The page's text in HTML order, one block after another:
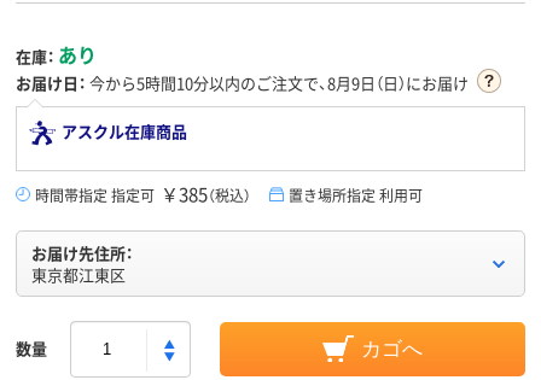
在庫： あり
お届け日： 今から5時間10分以内のご注文で、8月9日（日）にお届け
アスクル在庫商品
時間帯指定 指定可 ￥385（税込） 置き場所指定 利用可
お届け先住所：
東京都江東区
数量 カゴへ